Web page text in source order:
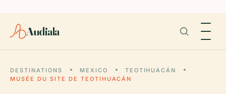
Audiala
DESTINATIONS MEXICO
TEOTIHUACÁN
MUSÉE DU SITE DE TEOTIHUACÁN